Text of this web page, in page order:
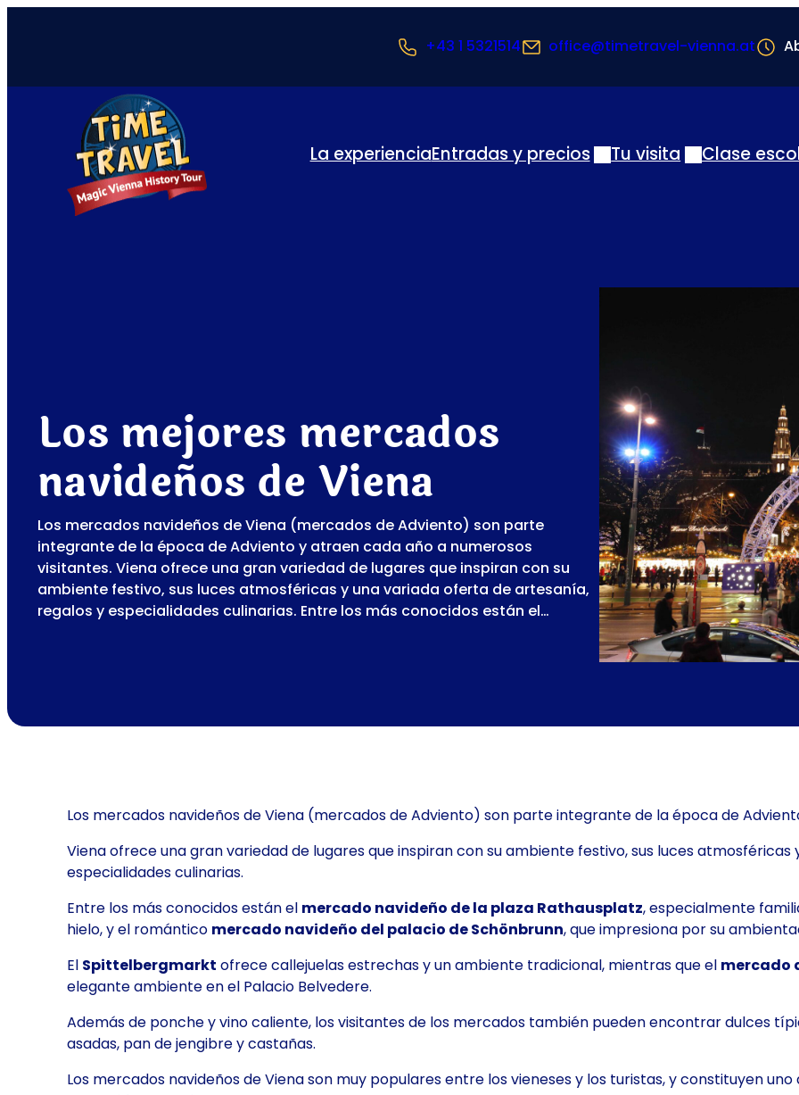
+43 1 5321514 office@timetravel-vienna.at
La experienciaEntradas y precios Tu visita Clase
Los mejores mercados
navideños de Viena
Los mercados navideños de Viena (mercados de Adviento) son parte
integrante de la época de Adviento y atraen cada año a numerosos
visitantes. Viena ofrece una gran variedad de lugares que inspiran con su
ambiente festivo, sus luces atmosféricas y una variada oferta de artesanía,
regalos y especialidades culinarias. Entre los más conocidos están el…
Los mercados navideños de Viena (mercados de Adviento) son parte integrante de la época de
Viena ofrece una gran variedad de lugares que inspiran con su ambiente festivo, sus luces
especialidades culinarias.
Entre los más conocidos están el mercado navideño de la plaza Rathausplatz, especialmente
hielo, y el romántico mercado navideño del palacio de Schönbrunn, que impresiona por su
El Spittelbergmarkt ofrece callejuelas estrechas y un ambiente tradicional, mientras que el mercado
elegante ambiente en el Palacio Belvedere.
Además de ponche y vino caliente, los visitantes de los mercados también pueden encontrar dulces
asadas, pan de jengibre y castañas.
Los mercados navideños de Viena son muy populares entre los vieneses y los turistas, y constituyen